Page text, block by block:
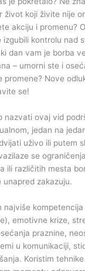
život koji živite nije
akciju i promenu?
izgubili kontrolu nad
dan vam je borba
– umorni ste i
promene? Nove
se!
nazvati ovaj vid
jedan na
uživo ili putem
se
ili različitih mesta
unapred zakazuju.
najviše
emotivne krize,
praznine,
u komunikaciji,
Koristim